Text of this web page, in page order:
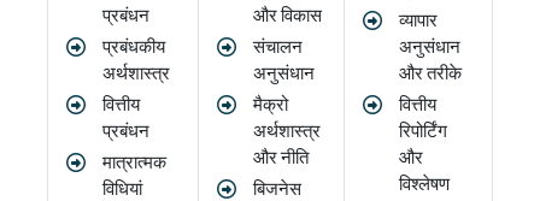
प्रबंधन
प्रबंधकीय
अर्थशास्त्र
वित्तीय
प्रबंधन
मात्रात्मक
विधियां
और विकास
संचालन
अनुसंधान
मैक्रो
अर्थशास्त्र
और नीति
बिजनेस
व्यापार
अनुसंधान
और तरीके
वित्तीय
रिपोर्टिंग
और
विश्लेषण